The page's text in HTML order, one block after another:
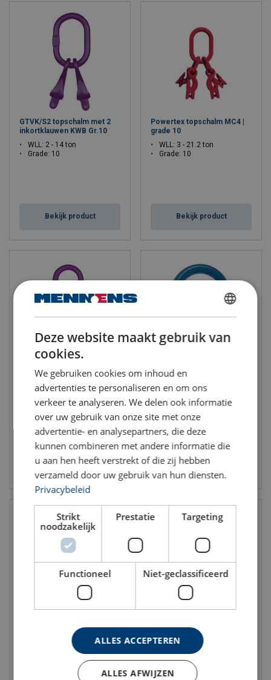
GTVK/S2 topschalm met 2
inkortklauwen KWB Gr.10
WLL: 2 - 14 ton
Grade: 10
Bekijk product
Powertex topschalm MC4 |
grade 10
WLL: 3 - 21.2 ton
Grade: 10
Bekijk product
GTVK/S4 topschalm met 4
inkortklauwen KWB Gr.10
WLL: 3 - 21.2 ton
Grade: 10
Bekijk product
UMS topschalm 1- & 2-
WLL: 2 - 16 ton
Grade: 10
Bekijk product
topschalm UMTS
WLL: 3.65 - 21.2 ton
WLL: 2.36 - 17.5 ton
Grade: 12
DUTCH
ENGLISH TRANSLATION
Deze website maakt gebruik van
cookies.
We gebruiken cookies om inhoud en
advertenties te personaliseren en om ons
verkeer te analyseren. We delen ook informatie
over uw gebruik van onze site met onze
advertentie- en analysepartners, die deze
kunnen combineren met andere informatie die
u aan hen heeft verstrekt of die zij hebben
verzameld door uw gebruik van hun diensten.
Privacybeleid
Strikt
noodzakelijk
Prestatie Targeting
Functioneel Niet-geclassificeerd
ALLES ACCEPTEREN
ALLES AFWIJZEN